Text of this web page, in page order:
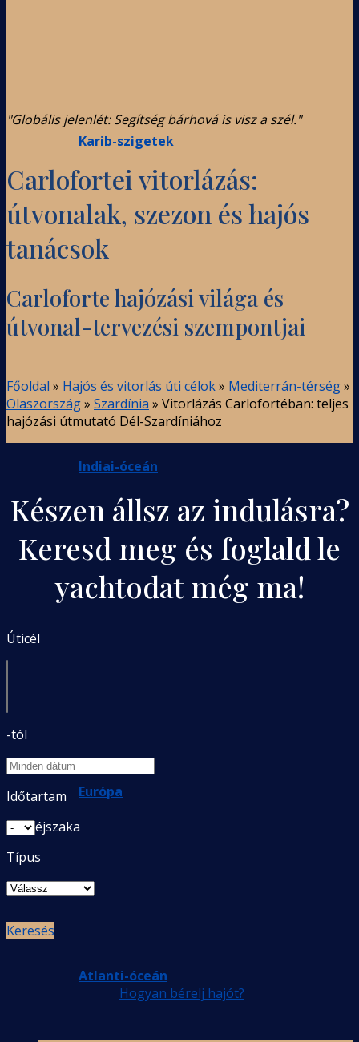
Karib-szigetek
Indiai-óceán
Európa
Atlanti-óceán
"Globális jelenlét: Segítség bárhová is visz a szél."
Carlofortei vitorlázás:
útvonalak, szezon és hajós
tanácsok
Carloforte hajózási világa és
útvonal-tervezési szempontjai
Főoldal » Hajós és vitorlás úti célok» Mediterrán-térség»
Olaszország» Szardínia » Vitorlázás Carlofortéban: teljes
hajózási útmutató Dél-Szardíniához
Készen állsz az indulásra?
Keresd meg és foglald le
yachtodat még ma!
Úticél
-tól
Időtartam
éjszaka
Típus
Keresés
Hogyan bérelj hajót?